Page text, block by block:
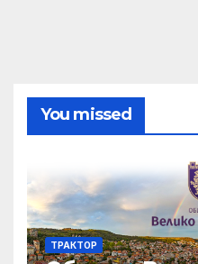
You missed
ТРАКТОР